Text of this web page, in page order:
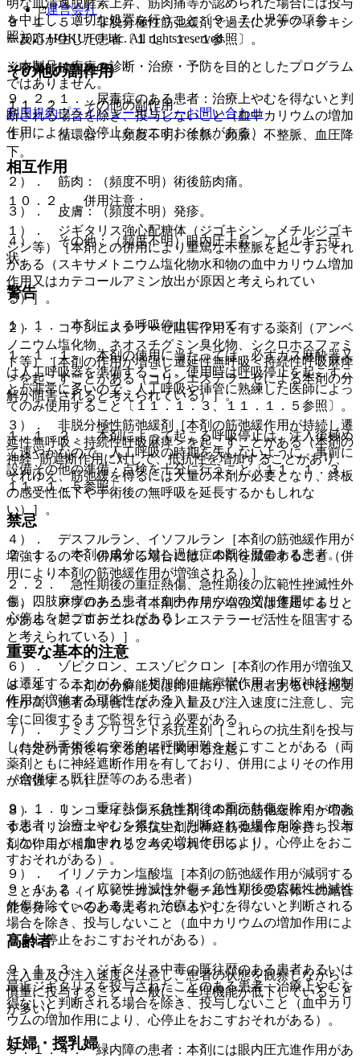
９．１．５． 非脱分極性筋弛緩剤で過去にアナフィラキシ
ー反応が生じた患者〔１１．１．１参照〕。
（腎機能障害患者）
９．２．１． 尿毒症のある患者：治療上やむを得ないと判
断される場合を除き、投与しないこと（血中カリウムの増加
作用により、心停止をおこすおそれがある）。
相互作用
１０．２． 併用注意：
１）． ジギタリス強心配糖体（ジゴキシン、メチルジゴキ
シン等）［本剤との併用により重篤な不整脈を起こすおそれ
がある（スキサメトニウム塩化物水和物の血中カリウム増加
作用又はカテコールアミン放出が原因と考えられてい
る）］。
２）． コリンエステラーゼ阻害作用を有する薬剤（アンベ
ノニウム塩化物、ネオスチグミン臭化物、シクロホスファミ
ド等）［本剤の作用が増強し遷延性無呼吸＜持続性呼吸麻痺
＞を起こすことがある（コリンエステラーゼによる本剤の分
解が阻害されると考えられている）］。
３）． 非脱分極性筋弛緩剤［本剤の筋弛緩作用が持続し遷
延性無呼吸＜持続性呼吸麻痺＞を起こすことがある（本剤の
神経−筋遮断作用に対して、抵抗性を増加することがあり、
それゆえ、筋弛緩を得るには大量の本剤が必要となり、終板
の感受性低下や手術後の無呼吸を延長するかもしれな
い）］。
４）． デスフルラン、イソフルラン［本剤の筋弛緩作用が
増強するので、併用する場合には、本剤を減量すること（併
用により本剤の筋弛緩作用が増強される）］。
５）． アプロチニン［本剤の作用が増強又は遷延すること
がある（アプロチニンはコリンエステラーゼ活性を阻害する
と考えられている）］。
６）． ゾピクロン、エスゾピクロン［本剤の作用が増強又
は遷延することがある（相加的に抗痙攣作用、中枢神経抑制
作用が増強する可能性がある）］。
７）． アミノグリコシド系抗生剤［これらの抗生剤を投与
した外科手術後に突発的に呼吸困難を起こすことがある（両
薬剤ともに神経遮断作用を有しており、併用によりその作用
が増強する）］。
８）． リンコマイシン系抗生剤［本剤の筋弛緩作用が増強
する（リンコマイシン系抗生剤は神経筋弛緩作用を持ち、本
剤の作用が相加されると考えられている）］。
９）． イリノテカン塩酸塩［本剤の筋弛緩作用が減弱する
ことがある（イリノテカンはアセチルコリン受容体への結合
能を持っていると考えられている）］。
高齢者
注入量及び注入速度に注意し、患者の状態を観察しながら、
慎重に投与すること（一般に、生理機能が低下していること
が多い）。
妊婦・授乳婦
明な血清逸脱酵素上昇、筋肉痛等が認められた場合には投与
を中止し、適切な処置を行うこと〔９．７小児等の項参
照〕。
その他の副作用
１１．２． その他の副作用
１）． 循環器：（頻度不明）徐脈、頻脈、不整脈、血圧降
下。
２）． 筋肉：（頻度不明）術後筋肉痛。
３）． 皮膚：（頻度不明）発疹。
４）． その他：（頻度不明）眼内圧上昇、アレルギー症
状。
警告
１．１． 本剤による呼吸停止について
１．１．１． 本剤の使用に当たっては、必ずガス麻酔器又
は人工呼吸器を準備すること。使用時は呼吸停止を起こすこ
とが非常に多いので、人工呼吸や挿管に熟練した医師によっ
てのみ使用すること〔１１．１．３、１１．１．５参照〕。
１．１．２． 本剤によって起こる呼吸停止は、注入後極め
て速やかなので、人工呼吸の時期を失しないように、事前に
設備その他の準備・点検を十分に行うこと〔１１．１．３、
１１．１．５参照〕。
禁忌
２．１． 本剤の成分に対し過敏症の既往歴のある患者。
２．２． 急性期後の重症熱傷、急性期後の広範性挫滅性外
傷、四肢麻痺のある患者［血中カリウムの増加作用により、
心停止を起こすおそれがある］。
重要な基本的注意
８．１． 本剤の分解能又は排泄能が低い患者あるいは感受
性が高い患者の場合には、注入量及び注入速度に注意し、完
全に回復するまで監視を行う必要がある。
（特定の背景を有する患者に関する注意）
（合併症・既往歴等のある患者）
９．１．１． 重症熱傷＜急性期後の重症熱傷を除く＞のあ
る患者：治療上やむを得ないと判断される場合を除き、投与
しないこと（血中カリウムの増加作用により、心停止をおこ
すおそれがある）。
９．１．２． 広範性挫滅性外傷＜急性期後の広範性挫滅性
外傷を除く＞のある患者：治療上やむを得ないと判断される
場合を除き、投与しないこと（血中カリウムの増加作用によ
り、心停止をおこすおそれがある）。
９．１．３． ジギタリス中毒の既往歴のある患者あるいは
最近ジギタリスを投与されたことのある患者：治療上やむを
得ないと判断される場合を除き、投与しないこと（血中カリ
ウムの増加作用により、心停止をおこすおそれがある）。
９．１．４． 緑内障の患者：本剤には眼内圧亢進作用があ
運営会社
© 2021 HOKUTO Inc. All rights reserved.
※本製品は疾病の診断・治療・予防を目的としたプログラム
ではありません。
利用規約プライバシーポリシーお問い合わせ